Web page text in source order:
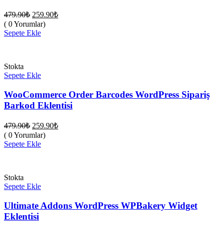
479.90₺ Orijinal
fiyat:
479.90₺.
259.90₺Şu
( 0 Yorumlar)
Sepete Ekle
Stokta
Sepete Ekle
WooCommerce Order Barcodes WordPress Sipariş
Barkod Eklentisi
479.90₺ Orijinal
fiyat:
479.90₺.
259.90₺Şu
( 0 Yorumlar)
Sepete Ekle
Stokta
Sepete Ekle
Ultimate Addons WordPress WPBakery Widget
Eklentisi